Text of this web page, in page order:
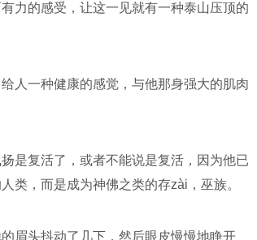
力的感受，让这一见就有一种泰山压顶的
人一种健康的感觉，与他那身强大的肌肉
是复活了，或者不能说是复活，因为他已
类，而是成为神佛之类的存zài，巫族。
眉头抖动了几下，然后眼皮慢慢地睁开